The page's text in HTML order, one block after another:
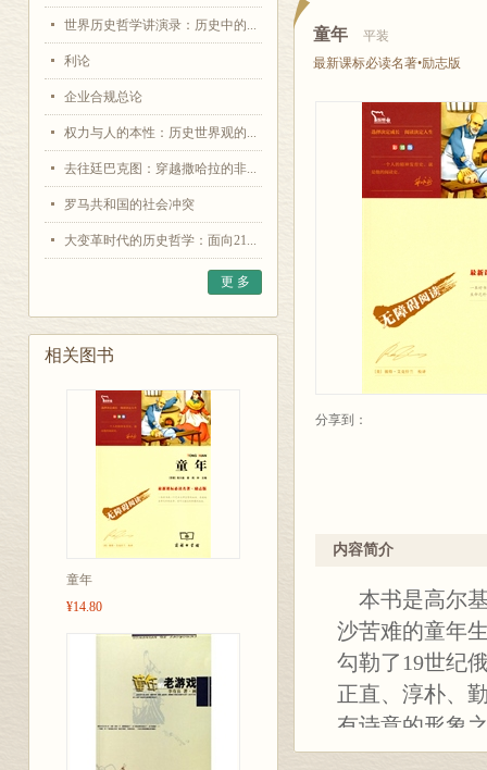
世界历史哲学讲演录：历史中的...
利论
企业合规总论
权力与人的本性：历史世界观的...
去往廷巴克图：穿越撒哈拉的非...
罗马共和国的社会冲突
大变革时代的历史哲学：面向21...
更 多
相关图书
童年
¥14.80
童年
平装
最新课标必读名著•励志版
分享到：
内容简介
本书是高尔
沙苦难的童年
勾勒了19世纪
正直、淳朴、
有诗意的形象
活。而外祖父